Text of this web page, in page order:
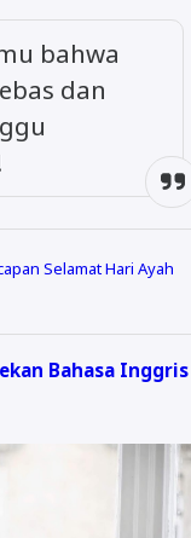
bahwa
dan
Selamat Hari Ayah
Bahasa Inggris